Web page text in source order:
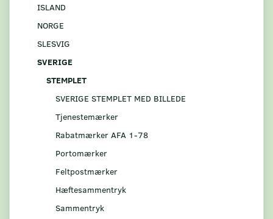
ISLAND
NORGE
SLESVIG
SVERIGE
STEMPLET
SVERIGE STEMPLET MED BILLEDE
Tjenestemærker
Rabatmærker AFA 1-78
Portomærker
Feltpostmærker
Hæftesammentryk
Sammentryk